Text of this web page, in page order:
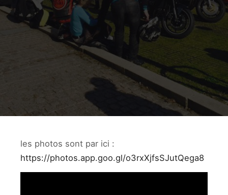
les photos sont par ici :
https://photos.app.goo.gl/o3rxXjfsSJutQega8